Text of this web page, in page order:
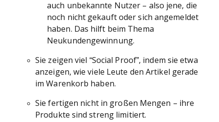
auch unbekannte Nutzer – also jene, die
noch nicht gekauft oder sich angemeldet
haben. Das hilft beim Thema
Neukundengewinnung.
Sie zeigen viel “Social Proof”, indem sie etwa
anzeigen, wie viele Leute den Artikel gerade
im Warenkorb haben.
Sie fertigen nicht in großen Mengen – ihre
Produkte sind streng limitiert.